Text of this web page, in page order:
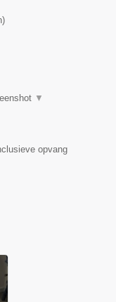
)
▼
opvang